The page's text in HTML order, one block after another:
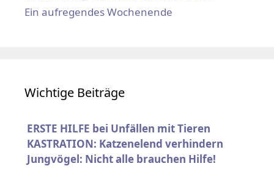
Ein aufregendes Wochenende
Wichtige Beiträge
ERSTE HILFE bei Unfällen mit Tieren
KASTRATION: Katzenelend verhindern
Jungvögel: Nicht alle brauchen Hilfe!